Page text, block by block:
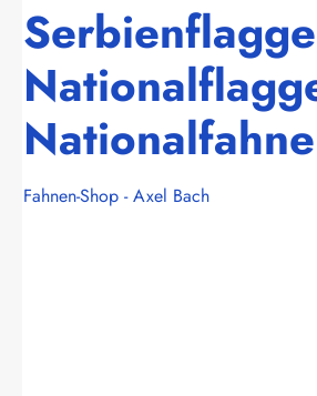
Serbienflagge
Nationalfahne
Fahnen-Shop - Axel Bach